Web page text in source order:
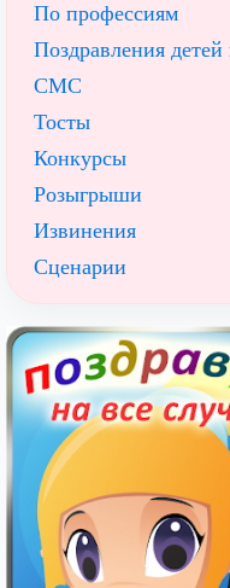
По профессиям
Поздравления детей
СМС
Тосты
Конкурсы
Розыгрыши
Извинения
Сценарии